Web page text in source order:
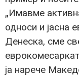
„Имавме
односи и јасна
Денеска, сме
ја нарече